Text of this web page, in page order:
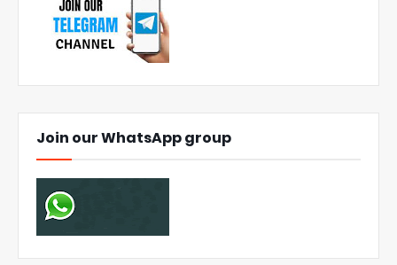
Join our WhatsApp group